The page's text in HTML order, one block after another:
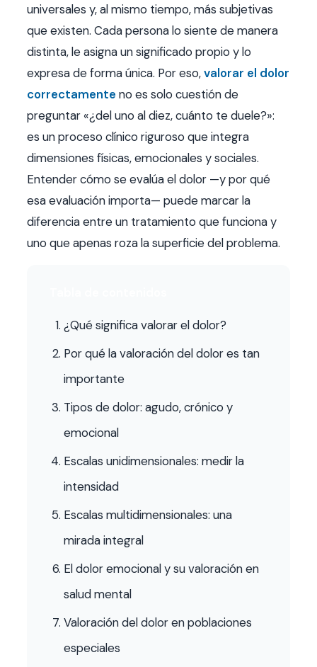
Agendar hora
universales y, al mismo tiempo, más subjetivas
que existen. Cada persona lo siente de manera
distinta, le asigna un significado propio y lo
expresa de forma única. Por eso,valorar el dolor
correctamente no es solo cuestión de
preguntar «¿del uno al diez, cuánto te duele?»:
es un proceso clínico riguroso que integra
dimensiones físicas, emocionales y sociales.
Entender cómo se evalúa el dolor —y por qué
esa evaluación importa— puede marcar la
diferencia entre un tratamiento que funciona y
uno que apenas roza la superficie del problema.
¿Qué significa valorar el dolor?
Por qué la valoración del dolor es tan
importante
Tipos de dolor: agudo, crónico y
emocional
Escalas unidimensionales: medir la
intensidad
Escalas multidimensionales: una
mirada integral
El dolor emocional y su valoración en
salud mental
Valoración del dolor en poblaciones
especiales